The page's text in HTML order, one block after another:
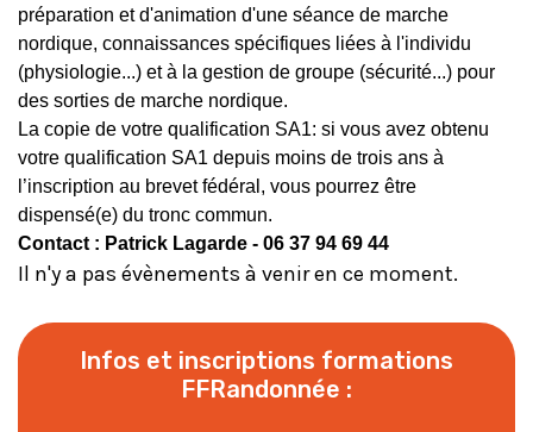
préparation et d'animation d'une séance de marche
nordique, connaissances spécifiques liées à l'individu
(physiologie...) et à la gestion de groupe (sécurité...) pour
des sorties de marche nordique.
La copie de votre qualification SA1: si vous avez obtenu
votre qualification SA1 depuis moins de trois ans à
l’inscription au brevet fédéral, vous pourrez être
dispensé(e) du tronc commun.
Contact : Patrick Lagarde - 06 37 94 69 44
Il n'y a pas évènements à venir en ce moment.
Infos et inscriptions formations
FFRandonnée :